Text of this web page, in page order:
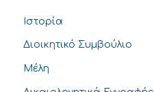
Ιστορία
Διοικητικό Συμβούλιο
Μέλη